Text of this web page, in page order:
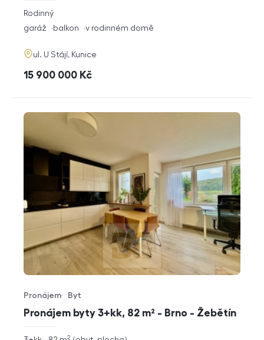
rozměry
dispozice
Rodinný
funkce
garáž balkon v rodinném domě
adresa
ul. U Stájí, Kunice
cena
15 900 000 Kč
Pronájem byty 3+kk, 82 m² - Brno - Žebětín
Typ nabídky
Pronájem
Typ nemovitosti
Byt
2